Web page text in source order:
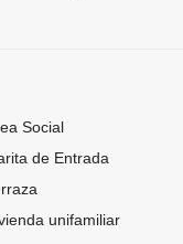
Social
de Entrada
unifamiliar